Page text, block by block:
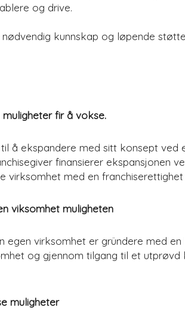
og drive.
kunnskap og løpende
fir å vokse.
å ekspandere med sitt konsept ved
finansierer ekspansjonen
virksomhet med en
viksomhet muligheten
virksomhet er gründere med en
og gjennom tilgang til et
muligheter